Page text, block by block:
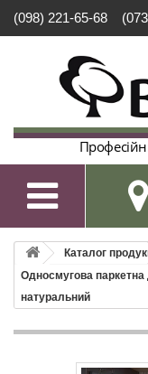
(098) 221-65-68

Каталог
Односмугова
натуральний